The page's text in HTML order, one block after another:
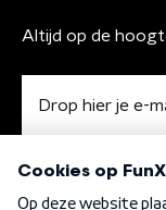
Altijd op de